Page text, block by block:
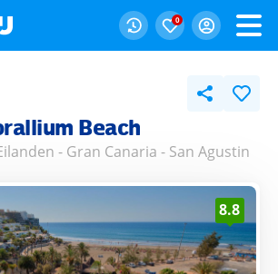
0
Beach
- Gran Canaria - San Agustin
8.8